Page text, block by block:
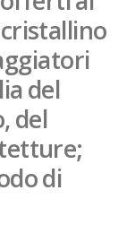
del
del
di